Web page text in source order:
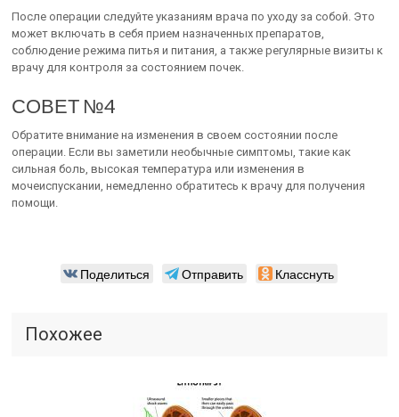
После операции следуйте указаниям врача по уходу за собой. Это
может включать в себя прием назначенных препаратов,
соблюдение режима питья и питания, а также регулярные визиты к
врачу для контроля за состоянием почек.
СОВЕТ №4
Обратите внимание на изменения в своем состоянии после
операции. Если вы заметили необычные симптомы, такие как
сильная боль, высокая температура или изменения в
мочеиспускании, немедленно обратитесь к врачу для получения
помощи.
Поделиться Отправить Класснуть
Похожее